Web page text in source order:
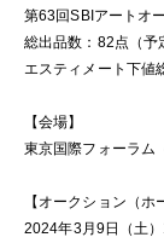
第63回SBIアートオ
総出品数：82点（予
エスティメート下値
【会場】
東京国際フォーラム
【オークション（ホ
2024年3月9日（土